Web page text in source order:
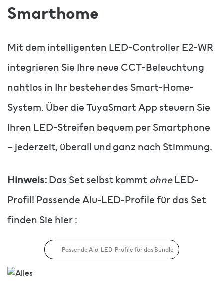
Smarthome
Mit dem intelligenten LED-Controller E2-WR
integrieren Sie Ihre neue CCT-Beleuchtung
nahtlos in Ihr bestehendes Smart-Home-
System. Über die TuyaSmart App steuern Sie
Ihren LED-Streifen bequem per Smartphone
– jederzeit, überall und ganz nach Stimmung.
Hinweis:Das Set selbst kommt ohneLED-
Profil! Passende Alu-LED-Profile für das Set
finden Sie hier :
Passende Alu-LED-Profile für das Bundle